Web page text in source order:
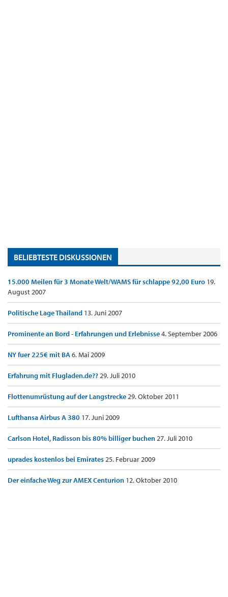
BELIEBTESTE DISKUSSIONEN
15.000 Meilen für 3 Monate Welt/WAMS für schlappe 92,00 Euro 19.
August 2007
Politische Lage Thailand 13. Juni 2007
Prominente an Bord - Erfahrungen und Erlebnisse4. September 2006
NY fuer 225€ mit BA6. Mai 2009
Erfahrung mit Flugladen.de??29. Juli 2010
Flottenumrüstung auf der Langstrecke29. Oktober 2011
Lufthansa Airbus A 380 17. Juni 2009
Carlson Hotel, Radisson bis 80% billiger buchen27. Juli 2010
uprades kostenlos bei Emirates25. Februar 2009
Der einfache Weg zur AMEX Centurion 12. Oktober 2010